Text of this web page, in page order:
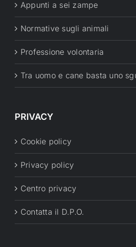
Appunti a sei zampe
Normative sugli animali
Professione volontaria
Tra uomo e cane basta uno
PRIVACY
Cookie policy
Privacy policy
Centro privacy
Contatta il D.P.O.